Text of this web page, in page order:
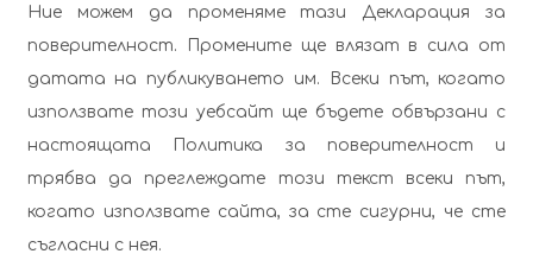
Ние можем да променяме тази Декларация за
поверителност. Промените ще влязат в сила от
датата на публикуването им. Всеки път, когато
използвате този уебсайт ще бъдете обвързани с
настоящата Политика за поверителност и
трябва да преглеждате този текст всеки път,
когато използвате сайта, за сте сигурни, че сте
съгласни с нея.